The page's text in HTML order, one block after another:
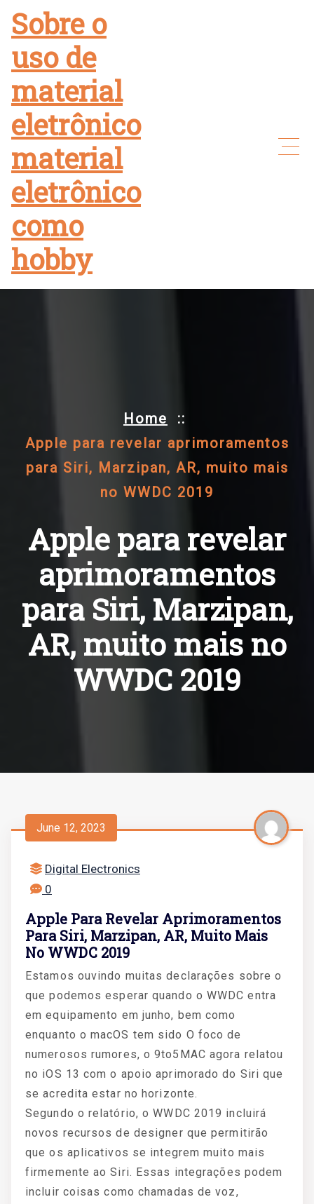
content
Sobre o
uso de
material
eletrônico
material
eletrônico
como
hobby
Home ::
Apple para revelar aprimoramentos
para Siri, Marzipan, AR, muito mais
no WWDC 2019
Apple para revelar
aprimoramentos
para Siri, Marzipan,
AR, muito mais no
WWDC 2019
June 12, 2023
Digital Electronics
0
Apple Para Revelar Aprimoramentos
Para Siri, Marzipan, AR, Muito Mais
No WWDC 2019
Estamos ouvindo muitas declarações sobre o
que podemos esperar quando o WWDC entra
em equipamento em junho, bem como
enquanto o macOS tem sido O foco de
numerosos rumores, o 9to5MAC agora relatou
no iOS 13 com o apoio aprimorado do Siri que
se acredita estar no horizonte.
Segundo o relatório, o WWDC 2019 incluirá
novos recursos de designer que permitirão
que os aplicativos se integrem muito mais
firmemente ao Siri. Essas integrações podem
incluir coisas como chamadas de voz,